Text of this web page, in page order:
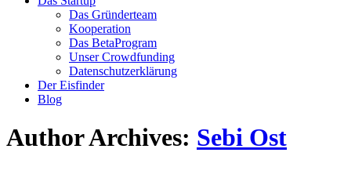
Das Gründerteam
Kooperation
Das BetaProgram
Unser Crowdfunding
Datenschutzerklärung
Der Eisfinder
Blog
Author Archives: Sebi Ost